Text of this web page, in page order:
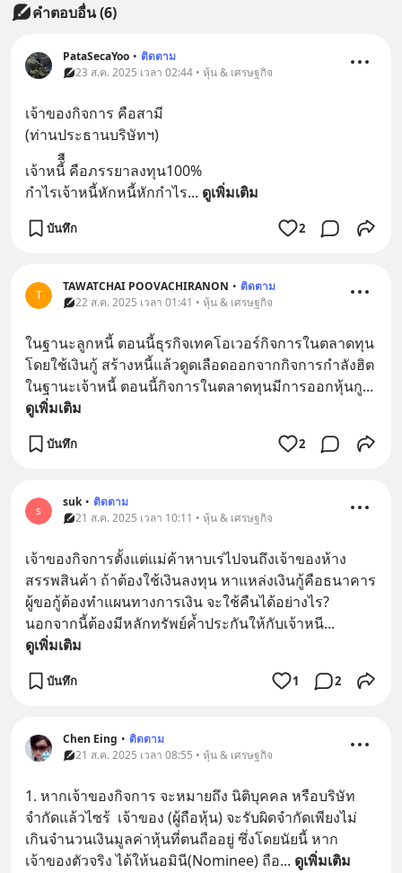
คำตอบอื่น(6)
PataSecaYoo • ติดตาม
23 ส.ค. 2025 เวลา 02:44 • หุ้น & เศรษฐกิจ
เจ้าของกิจการ คือสามี
(ท่านประธานบริษัทฯ)
เจ้าหนี้ืื คือภรรยาลงทุน100%
กำไรเจ้าหนี้หักหนี้หักกำไร... ดูเพิ่มเติม
บันทึก 2
T
TAWATCHAI POOVACHIRANON • ติดตาม
22 ส.ค. 2025 เวลา 01:41 • หุ้น & เศรษฐกิจ
ในฐานะลูกหนี้ ตอนนี้ธุรกิจเทคโอเวอร์กิจการในตลาดทุน
ในฐานะเจ้าหนี้ ตอนนี้กิจการในตลาดทุนมีการออกหุ้นกู...
ดูเพิ่มเติม
บันทึก 2
s
suk • ติดตาม
21 ส.ค. 2025 เวลา 10:11 • หุ้น & เศรษฐกิจ
เจ้าของกิจการตั้งแต่แม่ค้าหาบเร่ไปจนถึงเจ้าของห้าง
สรรพสินค้า ถ้าต้องใช้เงินลงทุน หาแหล่งเงินกู้คือธนาคาร
ผู้ขอกู้ต้องทำแผนทางการเงิน จะใช้คืนได้อย่างไร?
นอกจากนี้ต้องมีหลักทรัพย์ค้ำประกันให้กับเจ้าหนี...
ดูเพิ่มเติม
บันทึก 1 2
Chen Eing • ติดตาม
21 ส.ค. 2025 เวลา 08:55 • หุ้น & เศรษฐกิจ
1. หากเจ้าของกิจการ จะหมายถึง นิติบุคคล หรือบริษัท
จำกัดแล้วไซร้  เจ้าของ (ผู้ถือหุ้น) จะรับผิดจำกัดเพียงไม่
เกินจำนวนเงินมูลค่าหุ้นที่ตนถืออยู่ ซึ่งโดยนัยนี้ หาก
เจ้าของตัวจริง ได้ให้นอมินี(Nominee) ถือ... ดูเพิ่มเติม